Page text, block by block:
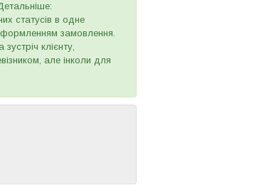
статусів в одне
замовлення.
клієнту,
але інколи для